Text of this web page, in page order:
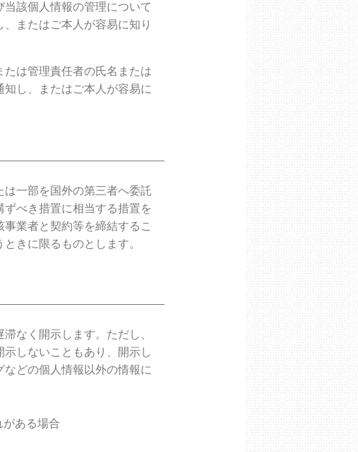
該個人情報の管理について
またはご本人が容易に知り
は管理責任者の氏名または
し、またはご本人が容易に
一部を国外の第三者へ委託
べき措置に相当する措置を
業者と契約等を締結するこ
きに限るものとします。
なく開示します。ただし、
しないこともあり、開示し
どの個人情報以外の情報に
がある場合